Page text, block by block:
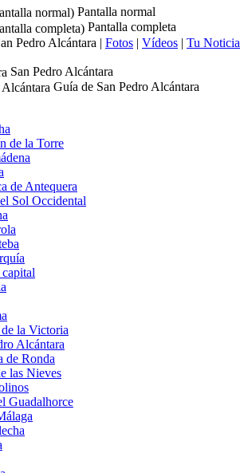
Pantalla normal
Pantalla completa
Pedro Alcántara | Fotos | Vídeos | Tu Noticia
San Pedro Alcántara
Guía de San Pedro Alcántara
de la Torre
de Antequera
Sol Occidental
la Victoria
Alcántara
de Ronda
las Nieves
Guadalhorce